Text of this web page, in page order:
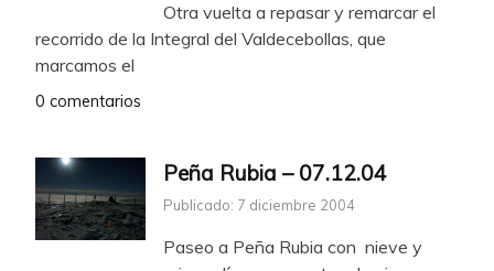
Otra vuelta a repasar y remarcar el
recorrido de la Integral del Valdecebollas, que
marcamos el
0 comentarios
Peña Rubia – 07.12.04
Publicado: 7 diciembre 2004
Paseo a Peña Rubia con nieve y